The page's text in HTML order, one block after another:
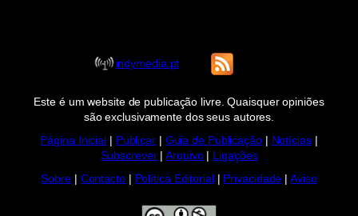
indymedia.pt
Este é um website de publicação livre. Quaisquer opiniões
são exclusivamente dos seus autores.
Página Inicial | Publicar| Guia de Publicação| Notícias|
Subscrever|Arquivo| Ligações
Sobre| Contacto| Política Editorial| Privacidade |Aviso